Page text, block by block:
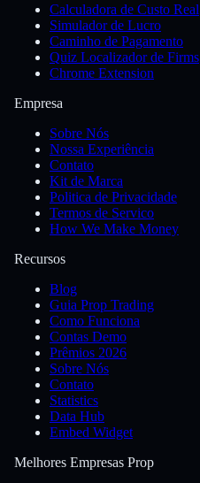
Calculadora de Custo Real
Simulador de Lucro
Caminho de Pagamento
Quiz Localizador de Firms
Chrome Extension
Empresa
Sobre Nós
Nossa Experiência
Contato
Kit de Marca
Politica de Privacidade
Termos de Servico
How We Make Money
Recursos
Blog
Guia Prop Trading
Como Funciona
Contas Demo
Prêmios 2026
Sobre Nós
Contato
Statistics
Data Hub
Embed Widget
Melhores Empresas Prop